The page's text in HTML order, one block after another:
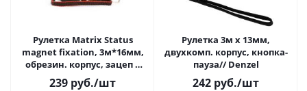
Рулетка Matrix Status
magnet fixation, 3м*16мм,
обрезин. корпус, зацеп с
магнитом
239 руб./шт
Рулетка 3м х 13мм,
двухкомп. корпус, кнопка-
пауза// Denzel
242 руб./шт